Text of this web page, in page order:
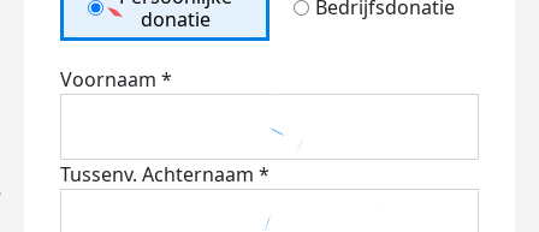
donatie
Bedrijfsdonatie
Voornaam *
Tussenv. Achternaam *